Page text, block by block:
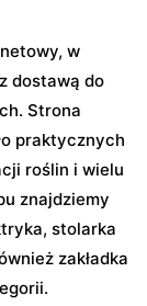
w
dostawą do
Strona
praktycznych
roślin i wielu
znajdziemy
stolarka
zakładka